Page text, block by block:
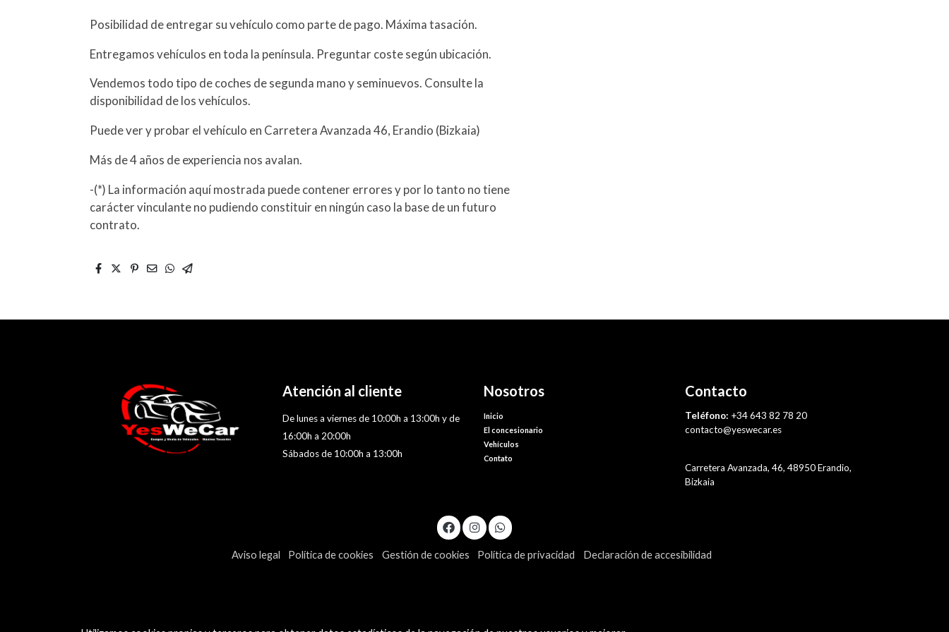
Posibilidad de entregar su vehículo como parte de pago. Máxima tasación.
Entregamos vehículos en toda la península. Preguntar coste según ubicación.
Vendemos todo tipo de coches de segunda mano y seminuevos. Consulte la
disponibilidad de los vehículos.
Puede ver y probar el vehículo en Carretera Avanzada 46, Erandio (Bizkaia)
Más de 4 años de experiencia nos avalan.
-(*) La información aquí mostrada puede contener errores y por lo tanto no tiene
carácter vinculante no pudiendo constituir en ningún caso la base de un futuro
contrato.
Atención al cliente
De lunes a viernes de 10:00h a 13:00h y de
16:00h a 20:00h
Sábados de 10:00h a 13:00h
Nosotros
Inicio
El concesionario
Vehículos
Contato
Contacto
Teléfono: +34 643 82 78 20
contacto@yeswecar.es
Carretera Avanzada, 46, 48950 Erandio,
Bizkaia
Aviso legal Política de cookies Gestión de cookies Política de privacidad Declaración de accesibilidad